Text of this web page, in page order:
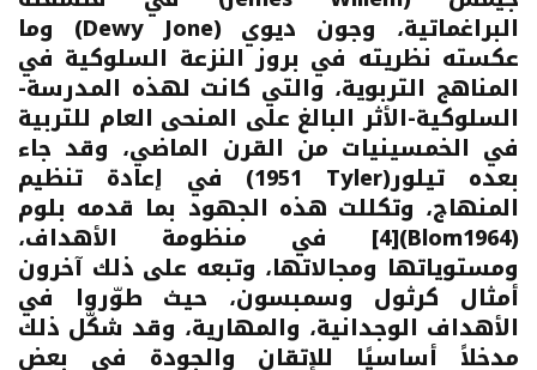
البراغماتية، وجون ديوي (Jone
Dewy) وما
عكسته نظريته في بروز النزعة السلوكية في
المناهج التربوية، والتي كانت لهذه المدرسة-
السلوكية-الأثر البالغ على المنحى العام للتربية
في الخمسينيات من القرن الماضي، وقد جاء
بعده تيلور(
Tyler
1951) في إعادة تنظيم
المنهاج، وتكللت هذه الجهود بما قدمه بلوم
(
Blom1964
)
[4] في منظومة الأهداف،
ومستوياتها ومجالاتها، وتبعه على ذلك آخرون
أمثال كرثول وسمبسون، حيث طوّروا في
الأهداف الوجدانية، والمهارية، وقد شكّل ذلك
مدخلاً أساسيًا للإتقان والجودة في بعض